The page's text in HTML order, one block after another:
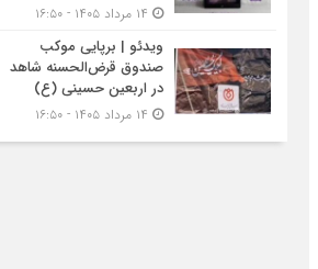
ویدئو | برپایی موکب
صندوق قرض‌الحسنه شاهد
در اربعین حسینی (ع)